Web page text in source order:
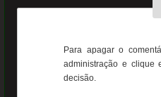
Para apagar o
administração e clique
decisão.